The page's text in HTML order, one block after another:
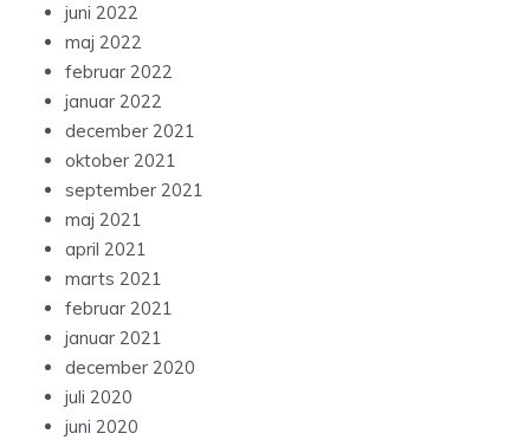
juni 2022
maj 2022
februar 2022
januar 2022
december 2021
oktober 2021
september 2021
maj 2021
april 2021
marts 2021
februar 2021
januar 2021
december 2020
juli 2020
juni 2020